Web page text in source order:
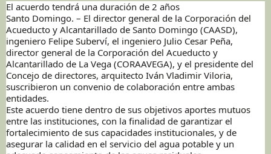
El acuerdo tendrá una duración de 2 años
Santo Domingo. – El director general de la Corporación del
Acueducto y Alcantarillado de Santo Domingo (CAASD),
ingeniero Felipe Suberví, el ingeniero Julio Cesar Peña,
director general de la Corporación del Acueducto y
Alcantarillado de La Vega (CORAAVEGA), y el presidente del
Concejo de directores, arquitecto Iván Vladimir Viloria,
suscribieron un convenio de colaboración entre ambas
entidades.
Este acuerdo tiene dentro de sus objetivos aportes mutuos
entre las instituciones, con la finalidad de garantizar el
fortalecimiento de sus capacidades institucionales, y de
asegurar la calidad en el servicio del agua potable y un